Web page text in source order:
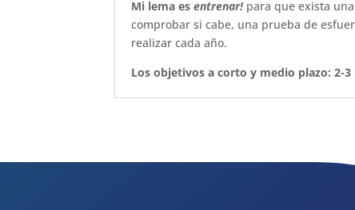
Mi lema es entrenar! para que exista
comprobar si cabe, una prueba de
realizar cada año.
Los objetivos a corto y medio plazo: 2-3